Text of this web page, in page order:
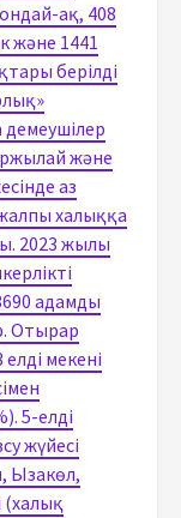
ақ, 408
және 1441
берілді
демеушілер
және
аз
халыққа
2023 жылы
адамды
Отырар
мекені
5-елді
жүйесі
Ызакөл,
(халық